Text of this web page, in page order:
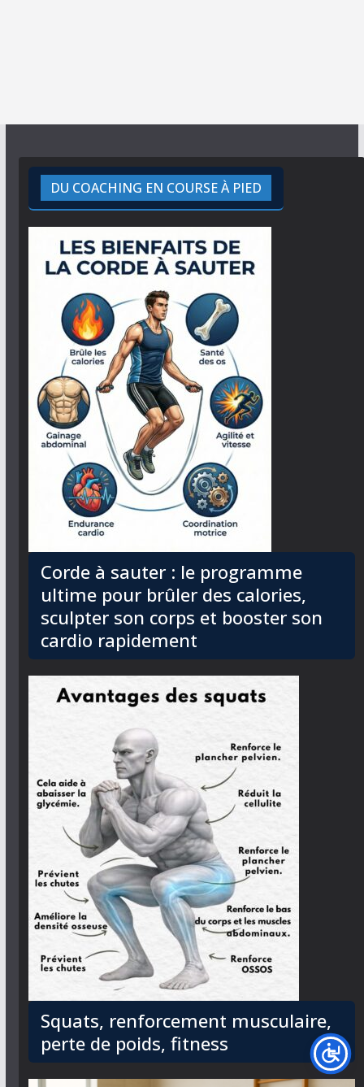
DU COACHING EN COURSE À PIED
Corde à sauter : le programme
ultime pour brûler des calories,
sculpter son corps et booster son
cardio rapidement
Squats, renforcement musculaire,
perte de poids, fitness